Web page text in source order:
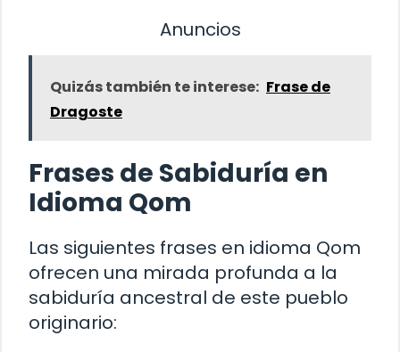
Anuncios
Quizás también te interese: Frase de
Dragoste
Frases de Sabiduría en
Idioma Qom
Las siguientes frases en idioma Qom
ofrecen una mirada profunda a la
sabiduría ancestral de este pueblo
originario: